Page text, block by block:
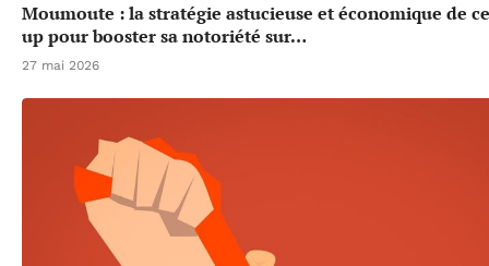
Moumoute : la stratégie astucieuse et économique de
up pour booster sa notoriété sur…
27 mai 2026